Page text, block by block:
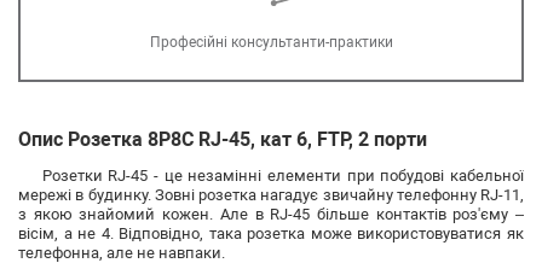
Професійні консультанти-практики
Опис Розетка 8P8C RJ-45, кат 6, FTP, 2 порти
Розетки RJ-45 - це незамінні елементи при побудові кабельної
мережі в будинку. Зовні розетка нагадує звичайну телефонну RJ-11,
з якою знайомий кожен. Але в RJ-45 більше контактів роз'єму –
вісім, а не 4. Відповідно, така розетка може використовуватися як
телефонна, але не навпаки.